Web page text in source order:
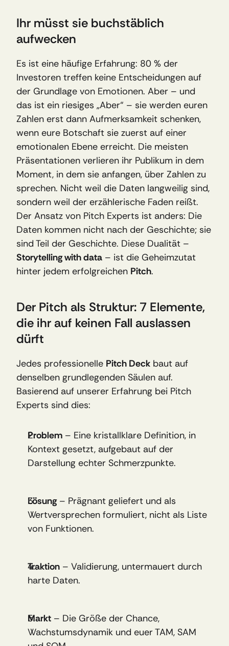
Ihr müsst sie buchstäblich
aufwecken
Es ist eine häufige Erfahrung: 80 % der
Investoren treffen keine Entscheidungen auf
der Grundlage von Emotionen. Aber – und
das ist ein riesiges „Aber“ – sie werden euren
Zahlen erst dann Aufmerksamkeit schenken,
wenn eure Botschaft sie zuerst auf einer
emotionalen Ebene erreicht. Die meisten
Präsentationen verlieren ihr Publikum in dem
Moment, in dem sie anfangen, über Zahlen zu
sprechen. Nicht weil die Daten langweilig sind,
sondern weil der erzählerische Faden reißt.
Der Ansatz von Pitch Experts ist anders: Die
Daten kommen nicht nach der Geschichte; sie
Storytelling with data – ist die Geheimzutat
hinter jedem erfolgreichen Pitch.
Der Pitch als Struktur: 7 Elemente,
die ihr auf keinen Fall auslassen
dürft
Jedes professionelle Pitch Deck baut auf
denselben grundlegenden Säulen auf.
Basierend auf unserer Erfahrung bei Pitch
Experts sind dies:
Problem – Eine kristallklare Definition, in
Kontext gesetzt, aufgebaut auf der
Darstellung echter Schmerzpunkte.
Lösung – Prägnant geliefert und als
Wertversprechen formuliert, nicht als Liste
von Funktionen.
Traktion – Validierung, untermauert durch
harte Daten.
Markt – Die Größe der Chance,
Wachstumsdynamik und euer TAM, SAM